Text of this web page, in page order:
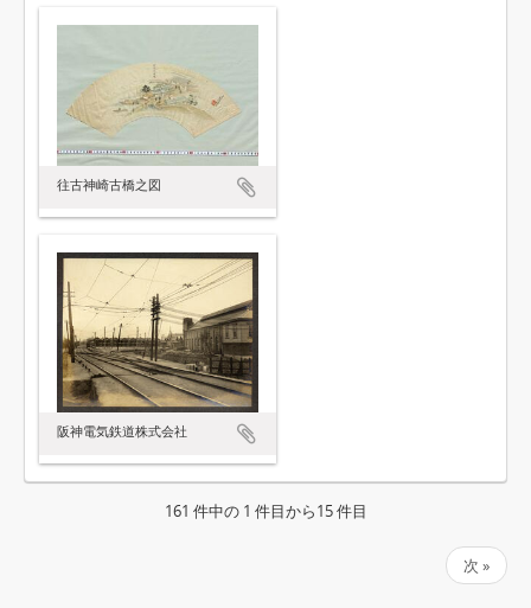
往古神崎古橋之図
阪神電気鉄道株式会社
161 件中の 1 件目から15 件目
次 »